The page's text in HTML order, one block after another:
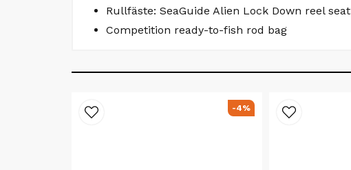
Rullfäste: SeaGuide Alien Lock Down reel seat
Competition ready-to-fish rod bag
-4%